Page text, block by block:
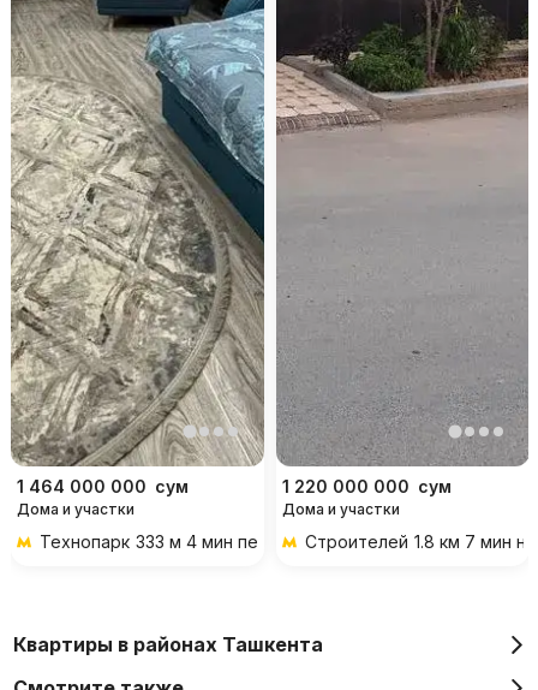
1 464 000 000 сум
Дома и участки
Технопарк 333 м 4 мин пешком
1 220 000 000 сум
Дома и участки
Строителей 1.8 км 7 мин
Квартиры в районах Ташкента